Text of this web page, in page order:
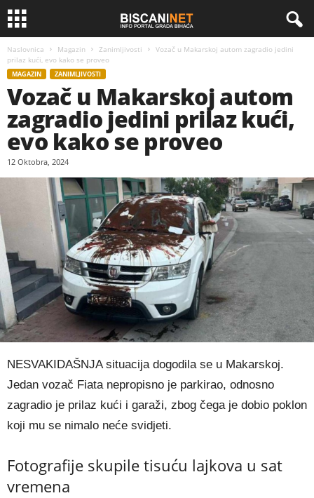
Naslovnica Magazin Zanimljivosti
Vozač u Makarskoj autom zagradio jedini
prilaz kući, evo kako se proveo
MAGAZIN ZANIMLJIVOSTI
Vozač u Makarskoj autom
zagradio jedini prilaz kući,
evo kako se proveo
12 Oktobra, 2024
NESVAKIDAŠNJA situacija dogodila se u Makarskoj.
Jedan vozač Fiata nepropisno je parkirao, odnosno
zagradio je prilaz kući i garaži, zbog čega je dobio poklon
koji mu se nimalo neće svidjeti.
Fotografije skupile tisuću lajkova u sat
vremena